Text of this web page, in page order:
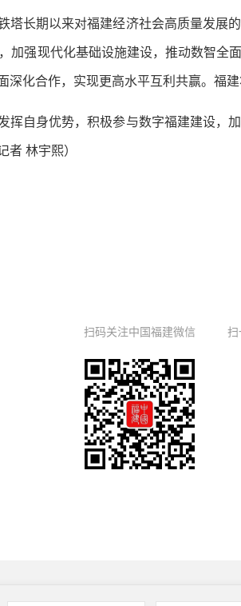
长期以来对福建经济社会高质量发展
加强现代化基础设施建设，推动数智
深化合作，实现更高水平互利共赢。福
自身优势，积极参与数字福建建设，
者 林宇熙）
扫码关注中国福建微信 扫